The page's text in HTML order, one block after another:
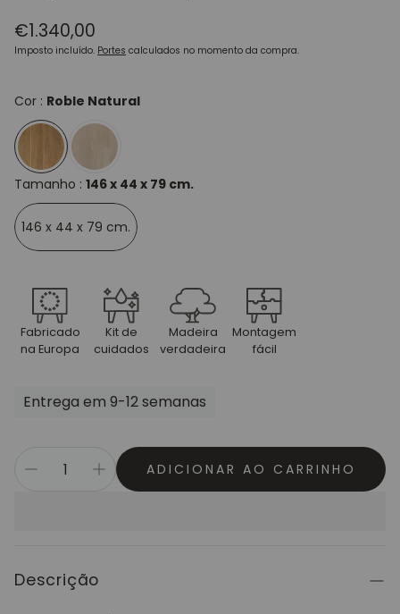
Preço
normal
€1.340,00
Imposto incluído. Portes calculados no momento da compra.
Cor : Roble Natural
Tamanho : 146 x 44 x 79 cm.
146 x 44 x 79 cm.
Fabricado
na Europa
Kit de
cuidados
Madeira
verdadeira
Montagem
fácil
Entrega em 9-12 semanas
ADICIONAR AO CARRINHO
Descrição